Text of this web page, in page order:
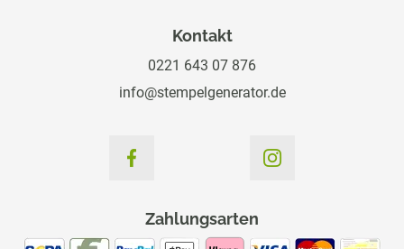
Kontakt
0221 643 07 876
info@stempelgenerator.de
Zahlungsarten